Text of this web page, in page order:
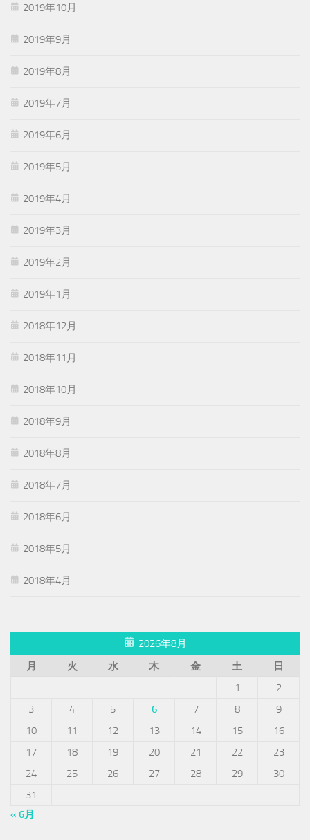
2019年10月
2019年9月
2019年8月
2019年7月
2019年6月
2019年5月
2019年4月
2019年3月
2019年2月
2019年1月
2018年12月
2018年11月
2018年10月
2018年9月
2018年8月
2018年7月
2018年6月
2018年5月
2018年4月
2026年8月
月
火 水 木 金 土
日
1
2
3
4 5 6 7 8
9
10
11 12 13 14 15
16
17
18 19 20 21 22
23
24
25 26 27 28 29
30
31
« 6月